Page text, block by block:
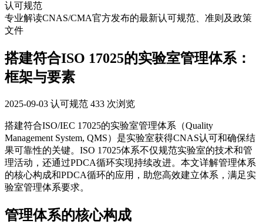
认可规范
专业解读CNAS/CMA官方发布的最新认可规范、准则及政策
文件
搭建符合ISO 17025的实验室管理体系：
框架与要素
2025-09-03 认可规范 433 次浏览
搭建符合ISO/IEC 17025的实验室管理体系（Quality
Management System, QMS）是实验室获得CNAS认可和确保结
果可靠性的关键。ISO 17025体系不仅规范实验室的技术和管
理活动，还通过PDCA循环实现持续改进。本文详解管理体系
的核心构成和PDCA循环的应用，助您高效建立体系，满足实
验室管理体系要求。
管理体系的核心构成